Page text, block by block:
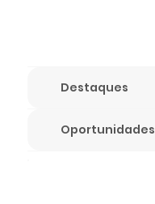
Destaques
Oportunidades